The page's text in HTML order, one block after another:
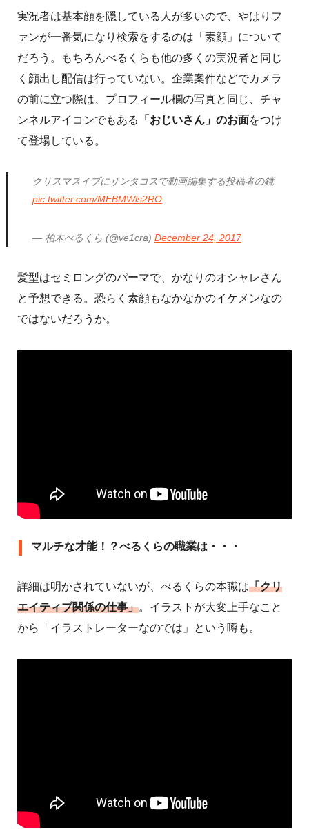
実況者は基本顔を隠している人が多いので、やはりフ
ァンが一番気になり検索をするのは「素顔」について
だろう。もちろんべるくらも他の多くの実況者と同じ
く顔出し配信は行っていない。企業案件などでカメラ
の前に立つ際は、プロフィール欄の写真と同じ、チャ
ンネルアイコンでもある
「おじいさん」のお面をつけ
て登場している。
クリスマスイブにサンタコスで動画編集する投稿者の鏡
pic.twitter.com/MEBMWls2RO
— 柏木べるくら (@ve1cra)December 24, 2017
髪型はセミロングのパーマで、かなりのオシャレさん
と予想できる。恐らく素顔もなかなかのイケメンなの
ではないだろうか。
マルチな才能！？べるくらの職業は・・・
詳細は明かされていないが、べるくらの本職は「クリ
エイティブ関係の仕事」。イラストが大変上手なこと
から「イラストレーターなのでは」という噂も。